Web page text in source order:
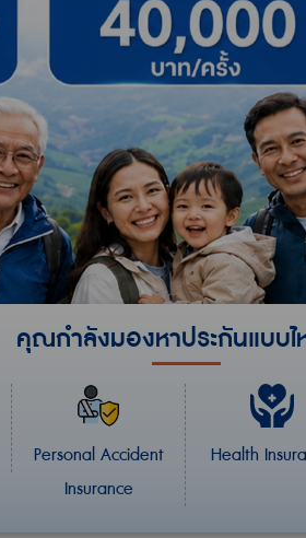
คุณกำลังมองหาประกันแบบ
Personal Accident
Insurance
Health